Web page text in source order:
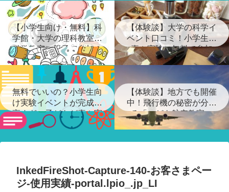
【小学生向け・無料】科
学館・大学の理科教室・
科学教室に親子で参加！
【体験談】大学の科学イ
ベント口コミ！小学生が
喜ぶ実験に無料で参加
無料でいいの？小学生向
け実験イベントが完成度
高すぎ…子どもが喜ぶ実
験ショー
【体験談】地方でも開催
中！飛行機の秘密が分か
る「こども航空教室」
InkedFireShot-Capture-140-お客さまペー
ジ-使用実績-portal.lpio_.jp_LI